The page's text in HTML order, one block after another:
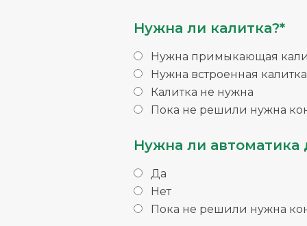
Нужна ли калитка?*
Нужна примыкающая
Нужна встроенная калитка
Калитка не нужна
Пока не решили нужна
Нужна ли автоматика
Да
Нет
Пока не решили нужна